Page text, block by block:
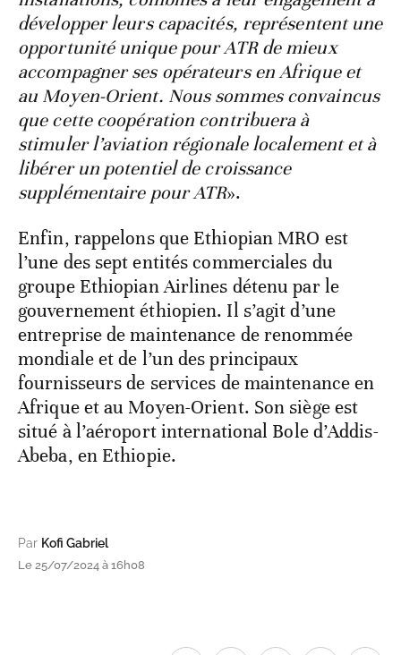
développer leurs capacités, représentent une
opportunité unique pour ATR de mieux
accompagner ses opérateurs en Afrique et
au Moyen-Orient. Nous sommes convaincus
que cette coopération contribuera à
stimuler l’aviation régionale localement et à
libérer un potentiel de croissance
supplémentaire pour ATR».
Enfin, rappelons que Ethiopian MRO est
l’une des sept entités commerciales du
groupe Ethiopian Airlines détenu par le
gouvernement éthiopien. Il s’agit d’une
entreprise de maintenance de renommée
mondiale et de l’un des principaux
fournisseurs de services de maintenance en
Afrique et au Moyen-Orient. Son siège est
situé à l’aéroport international Bole d’Addis-
Abeba, en Ethiopie.
Par Kofi Gabriel
Le 25/07/2024 à 16h08